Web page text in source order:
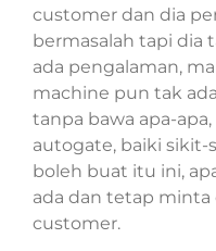
customer dan dia
bermasalah tapi dia
ada pengalaman,
machine pun tak
tanpa bawa apa-
autogate, baiki sikit-
boleh buat itu ini,
ada dan tetap minta
customer.